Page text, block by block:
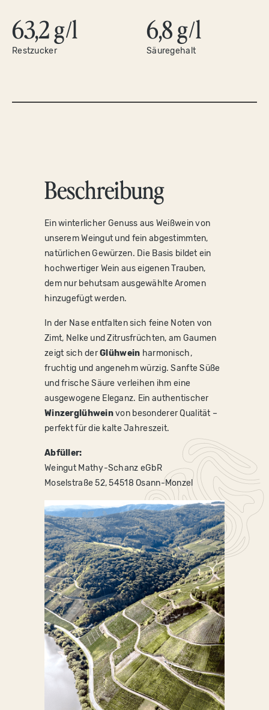
63,2 g/l
Restzucker
6,8 g/l
Säuregehalt
Beschreibung
Ein winterlicher Genuss aus Weißwein von
unserem Weingut und fein abgestimmten,
natürlichen Gewürzen. Die Basis bildet ein
hochwertiger Wein aus eigenen Trauben,
dem nur behutsam ausgewählte Aromen
hinzugefügt werden.
In der Nase entfalten sich feine Noten von
Zimt, Nelke und Zitrusfrüchten, am Gaumen
zeigt sich derGlühwein harmonisch,
fruchtig und angenehm würzig. Sanfte Süße
und frische Säure verleihen ihm eine
ausgewogene Eleganz. Ein authentischer
Winzerglühweinvon besonderer Qualität –
perfekt für die kalte Jahreszeit.
Abfüller:
Weingut Mathy-Schanz eGbR
Moselstraße 52, 54518 Osann-Monzel